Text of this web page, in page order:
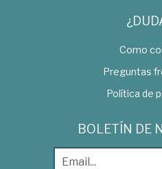
Como
Preguntas
Política de
BOLETÍN DE